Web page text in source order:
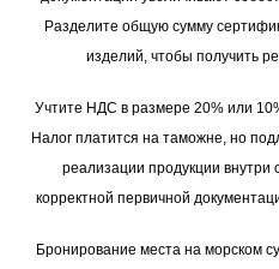
Разделите общую сумму
изделий, чтобы получить
Учтите НДС в размере 20% или
Налог платится на таможне, но
реализации продукции внутри
корректной первичной
Бронирование места на морском